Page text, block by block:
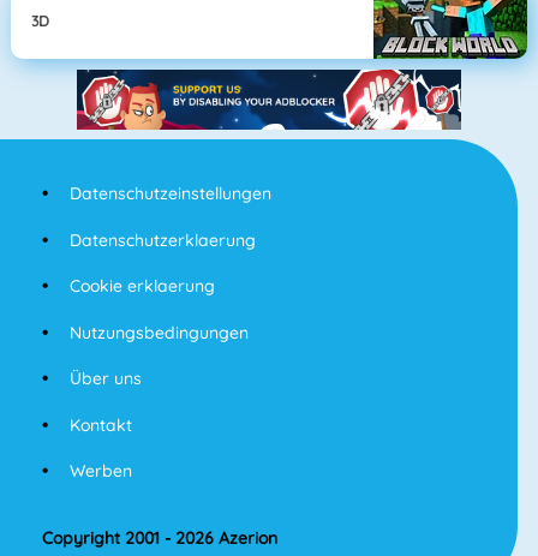
3D
Datenschutzeinstellungen
Datenschutzerklaerung
Cookie erklaerung
Nutzungsbedingungen
Über uns
Kontakt
Werben
Copyright 2001 - 2026 Azerion